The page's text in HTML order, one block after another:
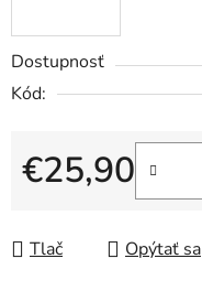
Dostupnosť
Kód:
€25,90
Jednotková cena:
Tlač Opýtať sa